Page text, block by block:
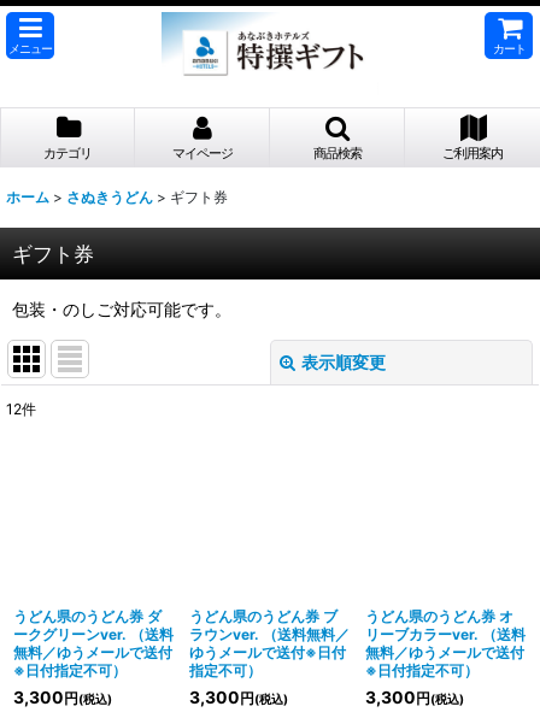
メニュー カート
カテゴリ マイページ 商品検索 ご利用案内
ホーム > さぬきうどん > ギフト券
ギフト券
包装・のしご対応可能です。
表示順変更
12件
うどん県のうどん券 ダ
ークグリーンver. （送料
無料／ゆうメールで送付
※日付指定不可）
3,300 円 (税込)
うどん県のうどん券 ブ
ラウンver. （送料無料／
ゆうメールで送付※日付
指定不可）
3,300 円 (税込)
うどん県のうどん券 オ
リーブカラーver. （送料
無料／ゆうメールで送付
※日付指定不可）
3,300 円 (税込)